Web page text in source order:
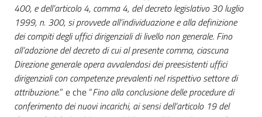
400, e dell’articolo 4, comma 4, del decreto legislativo 30 luglio
1999, n. 300, si provvede all’individuazione e alla definizione
dei compiti degli uffici dirigenziali di livello non generale. Fino
all’adozione del decreto di cui al presente comma, ciascuna
Direzione generale opera avvalendosi dei preesistenti uffici
dirigenziali con competenze prevalenti nel rispettivo settore di
attribuzione.” e che “Fino alla conclusione delle procedure di
conferimento dei nuovi incarichi, ai sensi dell’articolo 19 del